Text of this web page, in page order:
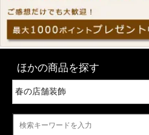
ほかの商品を探す